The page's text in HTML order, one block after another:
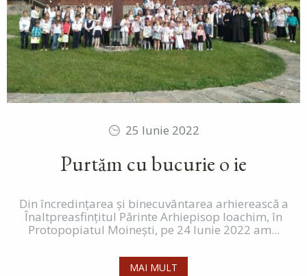
25 Iunie 2022
Purtăm cu bucurie o ie
Din încredințarea și binecuvântarea arhierească a
Înaltpreasfințitul Părinte Arhiepisop Ioachim, în
Protopopiatul Moinești, pe 24 Iunie 2022 am...
MAI MULT